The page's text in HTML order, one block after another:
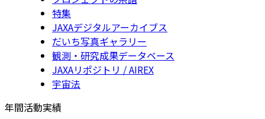
特集
JAXAデジタルアーカイブス
だいち写真ギャラリー
観測・研究成果データベース
JAXAリポジトリ / AIREX
宇宙法
年間活動実績